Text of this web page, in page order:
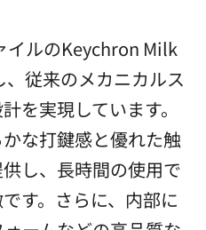
イルのKeychron Milk
従来のメカニカルス
を実現しています。
な打鍵感と優れた触
し、長時間の使用で
す。さらに、内部に